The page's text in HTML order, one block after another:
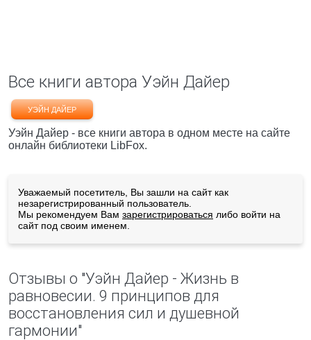
Все книги автора Уэйн Дайер
УЭЙН ДАЙЕР
Уэйн Дайер - все книги автора в одном месте на сайте
онлайн библиотеки LibFox.
Уважаемый посетитель, Вы зашли на сайт как
незарегистрированный пользователь.
Мы рекомендуем Вам зарегистрироваться либо войти на
сайт под своим именем.
Отзывы о "Уэйн Дайер - Жизнь в
равновесии. 9 принципов для
восстановления сил и душевной
гармонии"